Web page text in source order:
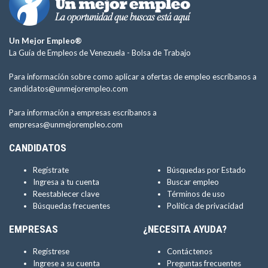
Un Mejor Empleo®
La Guía de Empleos de Venezuela - Bolsa de Trabajo
Para información sobre como aplicar a ofertas de empleo escríbanos a
candidatos@unmejorempleo.com
Para información a empresas escríbanos a
empresas@unmejorempleo.com
CANDIDATOS
Regístrate
Ingresa a tu cuenta
Reestablecer clave
Búsquedas frecuentes
Búsquedas por Estado
Buscar empleo
Términos de uso
Política de privacidad
EMPRESAS
Regístrese
Ingrese a su cuenta
¿NECESITA AYUDA?
Contáctenos
Preguntas frecuentes